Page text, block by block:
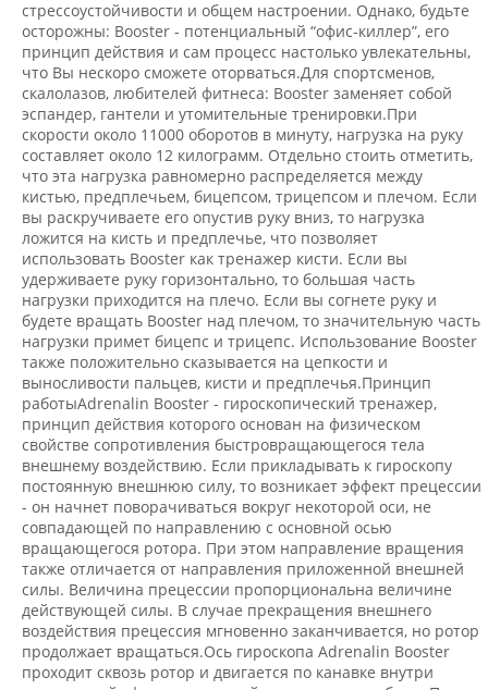
стрессоустойчивости и общем настроении. Однако, будьте
осторожны: Booster - потенциальный “офис-киллер”, его
принцип действия и сам процесс настолько увлекательны,
что Вы нескоро сможете оторваться.Для спортсменов,
скалолазов, любителей фитнеса: Booster заменяет собой
эспандер, гантели и утомительные тренировки.При
скорости около 11000 оборотов в минуту, нагрузка на руку
составляет около 12 килограмм. Отдельно стоить отметить,
что эта нагрузка равномерно распределяется между
кистью, предплечьем, бицепсом, трицепсом и плечом. Если
вы раскручиваете его опустив руку вниз, то нагрузка
ложится на кисть и предплечье, что позволяет
использовать Booster как тренажер кисти. Если вы
удерживаете руку горизонтально, то большая часть
нагрузки приходится на плечо. Если вы согнете руку и
будете вращать Booster над плечом, то значительную часть
нагрузки примет бицепс и трицепс. Использование Booster
также положительно сказывается на цепкости и
выносливости пальцев, кисти и предплечья.Принцип
работыAdrenalin Booster - гироскопический тренажер,
принцип действия которого основан на физическом
свойстве сопротивления быстровращающегося тела
внешнему воздействию. Если прикладывать к гироскопу
постоянную внешнюю силу, то возникает эффект прецессии
- он начнет поворачиваться вокруг некоторой оси, не
совпадающей по направлению с основной осью
вращающегося ротора. При этом направление вращения
также отличается от направления приложенной внешней
силы. Величина прецессии пропорциональна величине
действующей силы. В случае прекращения внешнего
воздействия прецессия мгновенно заканчивается, но ротор
продолжает вращаться.Ось гироскопа Adrenalin Booster
проходит сквозь ротор и двигается по канавке внутри